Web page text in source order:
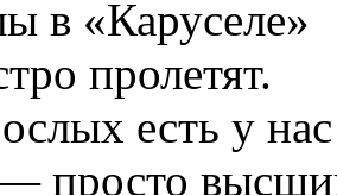
в «Каруселе»
пролетят.
есть у
просто